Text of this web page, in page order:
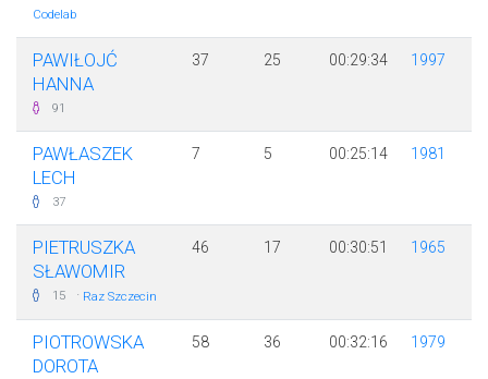
Codelab
PAWIŁOJĆ
HANNA
91
37 25 00:29:34 1997
PAWŁASZEK
LECH
37
7 5 00:25:14 1981
PIETRUSZKA
SŁAWOMIR
15 · Raz Szczecin
46 17 00:30:51 1965
PIOTROWSKA
DOROTA
58 36 00:32:16 1979